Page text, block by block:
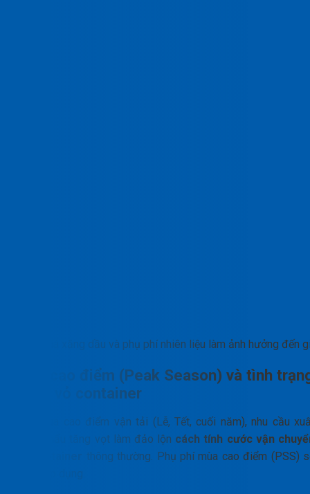
Giá xăng dầu và phụ phí nhiên liệu làm ảnh hưởng đến
Mùa cao điểm (Peak Season) và tình
thiếu vỏ container
Vào mùa cao điểm vận tải (Lễ, Tết, cuối năm), nhu cầu
nhập khẩu tăng vọt làm đảo lộn cách tính cước vận
thông thường. Phụ phí mùa cao điểm (PSS)